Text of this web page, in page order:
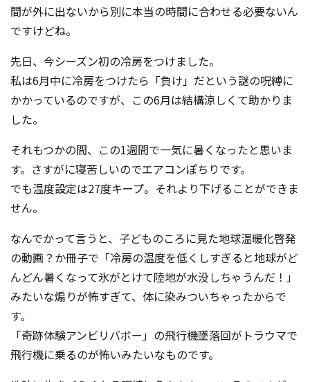
間が外に出ないから別に本当の時間に合わせる必要ないん
ですけどね。
先日、今シーズン初の冷房をつけました。
私は6月中に冷房をつけたら「負け」だという謎の呪縛に
かかっているのですが、この6月は結構涼しくて助かりま
した。
それもつかの間、この1週間で一気に暑くなったと思いま
す。さすがに寝苦しいのでエアコンぽちりです。
でも温度設定は27度キープ。それより下げることができま
せん。
なんでかって言うと、子どものころに見た地球温暖化啓発
の動画？か冊子で「冷房の温度を低くしすぎると地球がど
んどん暑くなって氷がとけて陸地が水没しちゃうんだ！」
みたいな煽りが怖すぎて、体に染みついちゃったからで
す。
「奇跡体験アンビリバボー」の飛行機墜落回がトラウマで
飛行機に乗るのが怖いみたいなものです。